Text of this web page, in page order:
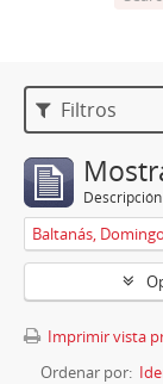
Filtros
Baltanás,
Imprimir vista
Ordenar por: